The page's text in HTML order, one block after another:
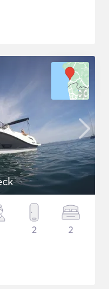
2 2